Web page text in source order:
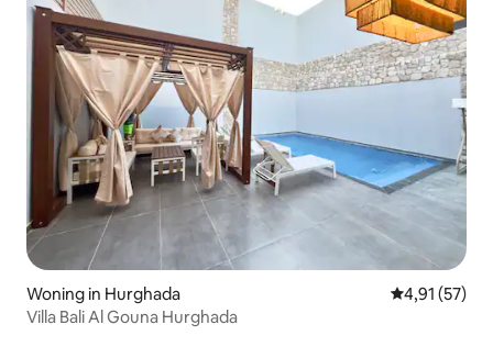
Woning in Hurghada Gemiddelde
4,91 (57)
Villa Bali Al Gouna Hurghada